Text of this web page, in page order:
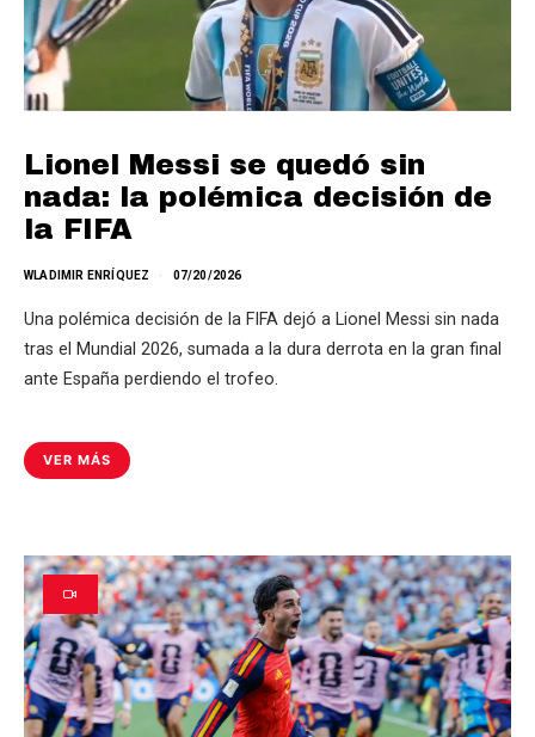
Lionel Messi se quedó sin
nada: la polémica decisión de
la FIFA
WLADIMIR ENRÍQUEZ 07/20/2026
Una polémica decisión de la FIFA dejó a Lionel Messi sin nada
tras el Mundial 2026, sumada a la dura derrota en la gran final
ante España perdiendo el trofeo.
VER MÁS